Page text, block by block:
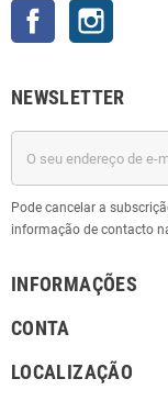
Facebook
NEWSLETTER
Pode cancelar a
informação de contacto
INFORMAÇÕES
CONTA
LOCALIZAÇÃO